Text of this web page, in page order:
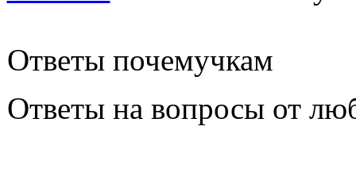
Ответы почемучкам
Ответы на вопросы от